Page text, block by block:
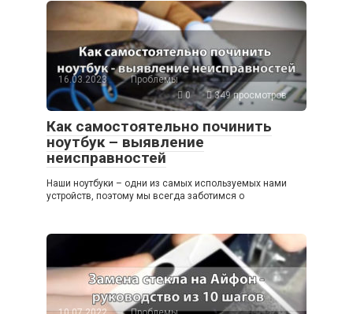
16.03.2023
Проблемы
0
349 просмотров
Как самостоятельно починить
ноутбук – выявление
неисправностей
Наши ноутбуки – одни из самых используемых нами
устройств, поэтому мы всегда заботимся о